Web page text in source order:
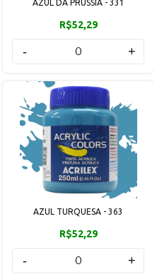
AZUL DA PRUSSIA - 331
R$52,29
- +
AZUL TURQUESA - 363
R$52,29
- +